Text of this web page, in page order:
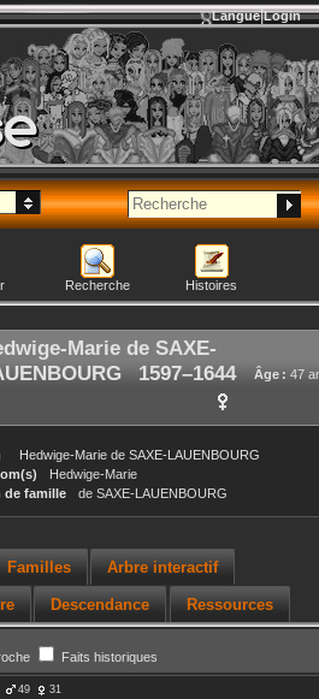
Langue Login
Recherche Histoires
Marie de SAXE-
Âge : 47
1597–1644
Hedwige-Marie de SAXE-LAUENBOURG
Hedwige-Marie
de famille
de SAXE-LAUENBOURG
Familles Arbre interactif
Descendance Ressources
Faits historiques
49 31